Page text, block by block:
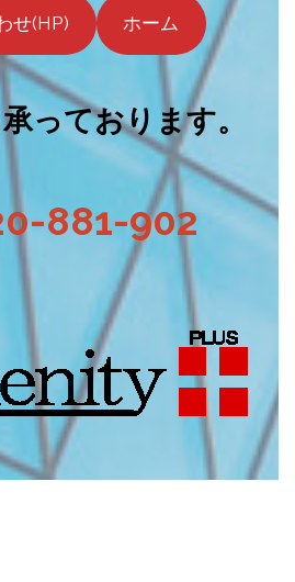
せ(HP) ホーム
っております。
881-902